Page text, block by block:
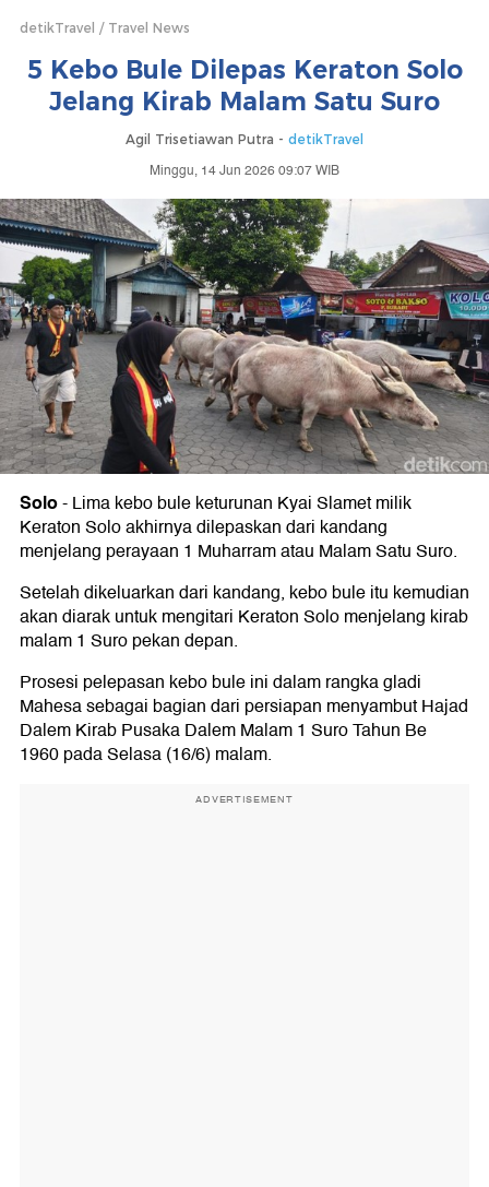
detikTravel Travel News
5 Kebo Bule Dilepas Keraton Solo
Jelang Kirab Malam Satu Suro
Agil Trisetiawan Putra - detikTravel
Minggu, 14 Jun 2026 09:07 WIB
Solo-Lima kebo bule keturunan Kyai Slamet milik
Keraton Solo akhirnya dilepaskan dari kandang
menjelang perayaan 1 Muharram atau Malam Satu Suro.
Setelah dikeluarkan dari kandang, kebo bule itu kemudian
akan diarak untuk mengitari Keraton Solo menjelang kirab
malam 1 Suro pekan depan.
Prosesi pelepasan kebo bule ini dalam rangka gladi
Mahesa sebagai bagian dari persiapan menyambut Hajad
Dalem Kirab Pusaka Dalem Malam 1 Suro Tahun Be
1960 pada Selasa (16/6) malam.
ADVERTISEMENT